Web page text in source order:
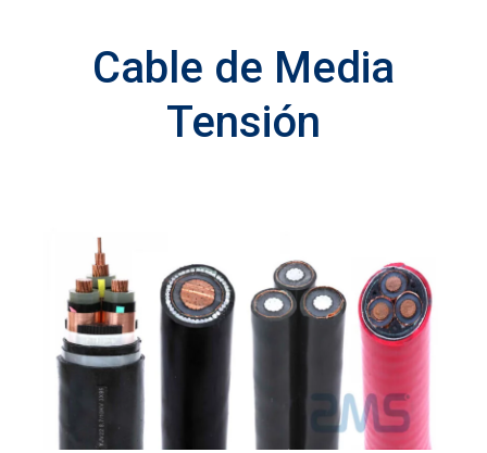
Cable de Media
Tensión